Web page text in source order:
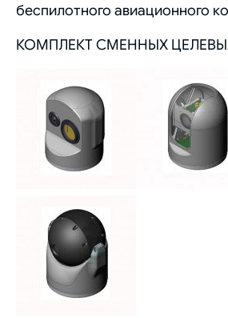
беспилотного авиационного
КОМПЛЕКТ СМЕННЫХ